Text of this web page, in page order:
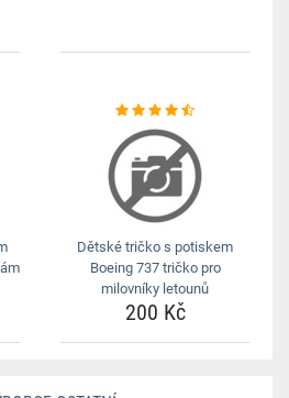
Dětské tričko s potiskem
Boeing 737 tričko pro
milovníky letounů
200 Kč